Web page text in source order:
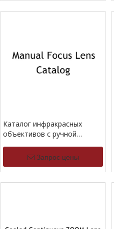
Каталог инфракрасных
объективов с ручной
Запрос цены